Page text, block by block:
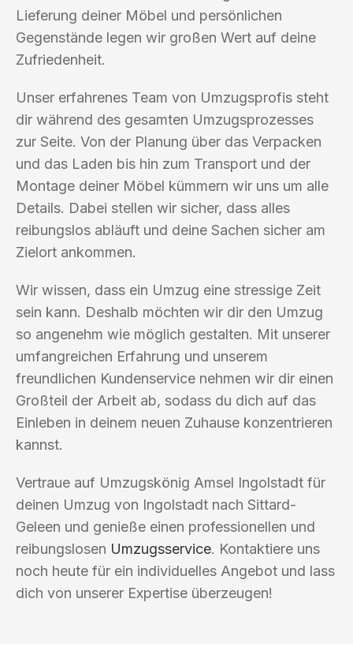
Lieferung deiner Möbel und persönlichen
Gegenstände legen wir großen Wert auf deine
Zufriedenheit.
Unser erfahrenes Team von Umzugsprofis steht
dir während des gesamten Umzugsprozesses
zur Seite. Von der Planung über das Verpacken
und das Laden bis hin zum Transport und der
Montage deiner Möbel kümmern wir uns um alle
Details. Dabei stellen wir sicher, dass alles
reibungslos abläuft und deine Sachen sicher am
Zielort ankommen.
Wir wissen, dass ein Umzug eine stressige Zeit
sein kann. Deshalb möchten wir dir den Umzug
so angenehm wie möglich gestalten. Mit unserer
umfangreichen Erfahrung und unserem
freundlichen Kundenservice nehmen wir dir einen
Großteil der Arbeit ab, sodass du dich auf das
Einleben in deinem neuen Zuhause konzentrieren
kannst.
Vertraue auf Umzugskönig Amsel Ingolstadt für
deinen Umzug von Ingolstadt nach Sittard-
Geleen und genieße einen professionellen und
reibungslosen Umzugsservice. Kontaktiere uns
noch heute für ein individuelles Angebot und lass
dich von unserer Expertise überzeugen!